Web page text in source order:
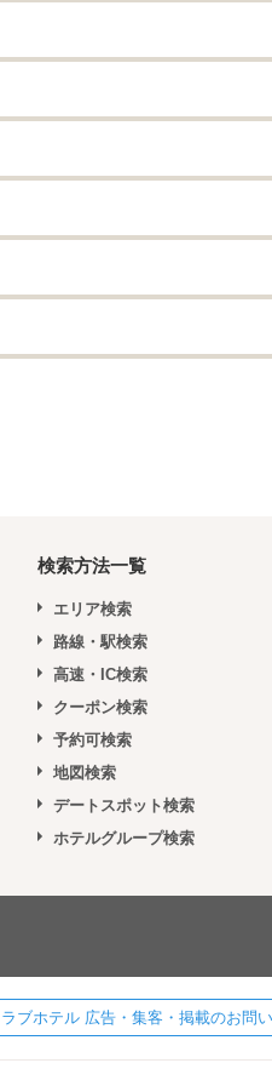
検索方法一覧
エリア検索
路線・駅検索
高速・IC検索
クーポン検索
予約可検索
地図検索
デートスポット検索
ホテルグループ検索
ブホテル 広告・集客・掲載のお問